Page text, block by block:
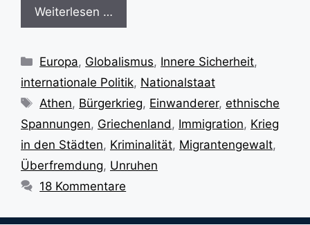
Weiterlesen …
Kategorien
Europa, Globalismus, Innere Sicherheit,
internationale Politik, Nationalstaat
Schlagwörter
Athen, Bürgerkrieg, Einwanderer,ethnische
Spannungen, Griechenland, Immigration, Krieg
in den Städten, Kriminalität, Migrantengewalt,
Überfremdung, Unruhen
18 Kommentare